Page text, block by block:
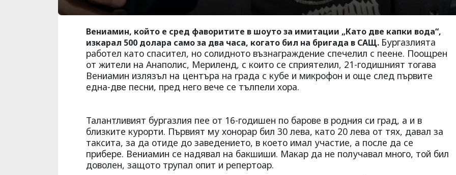
Вениамин, който е сред фаворитите в шоуто за имитации „Като две капки вода“,
изкарал 500 долара само за два часа, когато бил на бригада в САЩ. Бургазлията
работел като спасител, но солидното възнаграждение спечелил с пеене. Поощрен
от жители на Анаполис, Мериленд, с които се сприятелил, 21-годишният тогава
Вениамин излязъл на центъра на града с кубе и микрофон и още след първите
една-две песни, пред него вече се тълпели хора.
Талантливият бургазлия пее от 16-годишен по барове в родния си град, а и в
близките курорти. Първият му хонорар бил 30 лева, като 20 лева от тях, давал за
таксита, за да отиде до заведението, в което имал участие, а после да се
прибере. Вениамин се надявал на бакшиши. Макар да не получавал много, той бил
доволен, защото трупал опит и репертоар.